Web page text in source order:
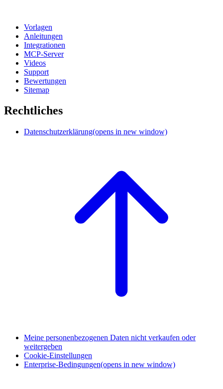
Vorlagen
Anleitungen
Integrationen
MCP-Server
Videos
Support
Bewertungen
Sitemap
Rechtliches
Datenschutzerklärung(opens in new window)
Meine personenbezogenen Daten nicht verkaufen oder
weitergeben
Cookie-Einstellungen
Enterprise-Bedingungen(opens in new window)